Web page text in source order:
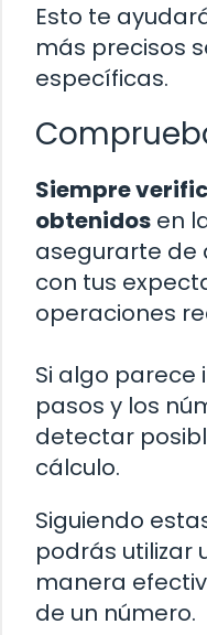
Esto te
más precisos
específicas.
Siempre
obtenidos en
asegurarte de
con tus
operaciones
Si algo parece
pasos y los
detectar
cálculo.
Siguiendo
podrás utilizar
manera
de un número.